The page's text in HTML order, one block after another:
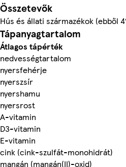
Összetevők
Hús és állati származékok (ebből
Tápanyagtartalom
Átlagos tápérték
nedvességtartalom
nyersfehérje
nyerszsír
nyershamu
nyersrost
A-vitamin
D3-vitamin
E-vitamin
cink (cink-szulfát-monohidrát)
mangán (mangán(II)-oxid)